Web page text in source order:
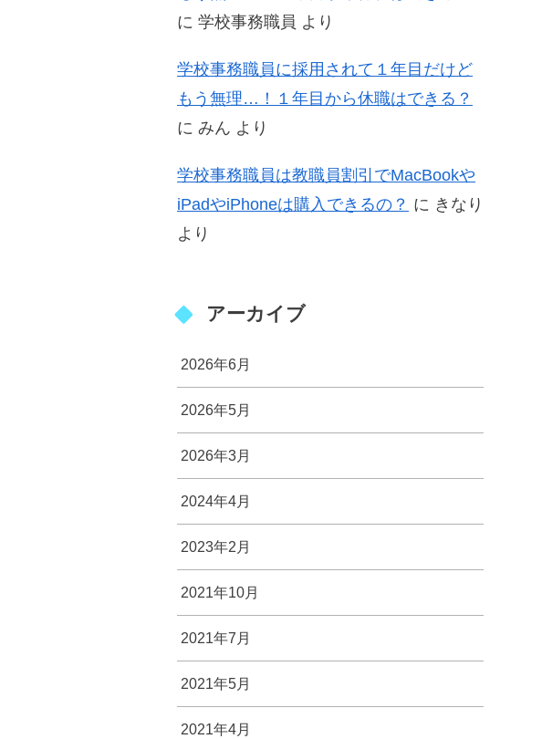
に 学校事務職員 より
学校事務職員に採用されて１年目だけど
もう無理…！１年目から休職はできる？
に みん より
学校事務職員は教職員割引でMacBookや
iPadやiPhoneは購入できるの？ に きなり
より
アーカイブ
2026年6月
2026年5月
2026年3月
2024年4月
2023年2月
2021年10月
2021年7月
2021年5月
2021年4月